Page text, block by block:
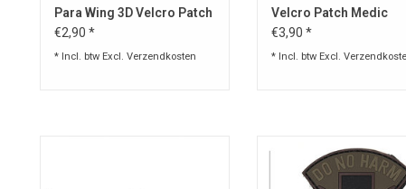
Para Wing 3D Velcro Patch
€2,90 *
* Incl. btw Excl. Verzendkosten
Velcro Patch Medic
€3,90 *
* Incl. btw Excl.
3D Patch in PVC
TOEVOEGEN AAN